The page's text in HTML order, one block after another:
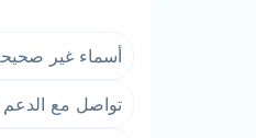
أسماء غير
تواصل مع